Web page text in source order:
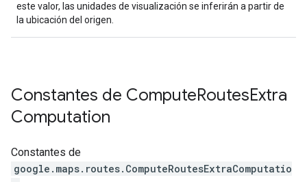
este valor, las unidades de visualización se inferirán a partir de
la ubicación del origen.
Constantes de ComputeRoutesExtra
Computation
Constantes de
google.maps.routes. ComputeRoutesExtraComputatio